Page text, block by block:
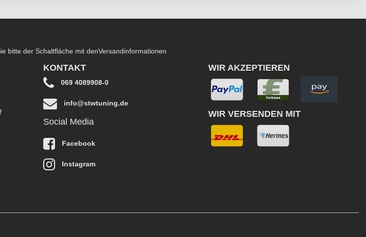
bitte der Schaltfläche mit denVersandinformationen
KONTAKT
069 4089908-0
info@stwtuning.de
Social Media
Facebook
Instagram
WIR AKZEPTIEREN
WIR VERSENDEN MIT